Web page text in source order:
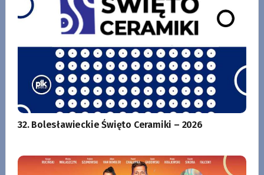
32. Bolesławieckie Święto Ceramiki – 2026